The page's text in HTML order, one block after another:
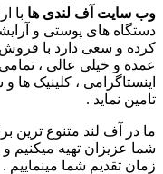
وب سایت آف لندی ها با
کرده و سعی دارد با
عمده و خیلی عالی ،
اینستاگرامی ، کلینیک
تامین نماید .
ما در آف لند متنوع ترین
شما عزیزان تهیه میکنیم
زمان تقدیم شما مینماییم .